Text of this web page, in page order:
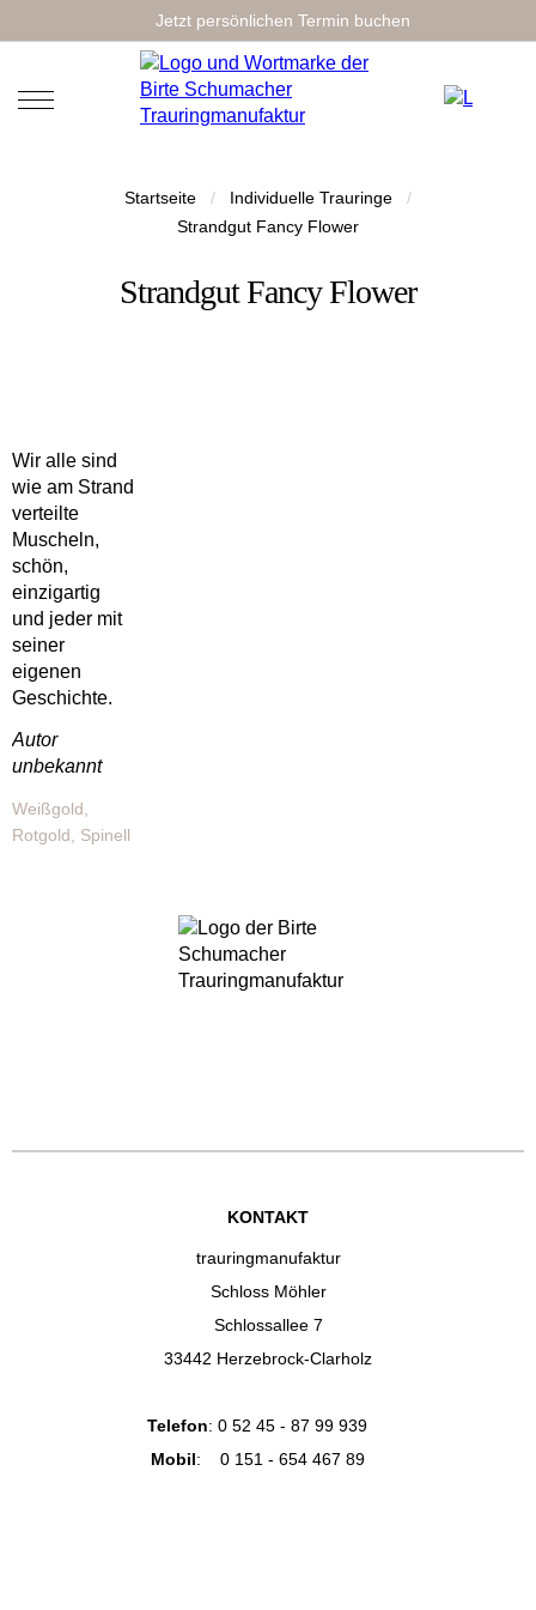
Jetzt persönlichen Termin buchen
Startseite / Individuelle Trauringe
/
Strandgut Fancy Flower
Strandgut Fancy Flower
Wir alle sind
wie am Strand
verteilte
Muscheln,
schön,
einzigartig
und jeder mit
seiner
eigenen
Geschichte.
Autor
unbekannt
Weißgold,
Rotgold, Spinell
KONTAKT
trauringmanufaktur
Schloss Möhler
Schlossallee 7
33442 Herzebrock-Clarholz
Telefon: 0 52 45 - 87 99 939
Mobil: 0 151 - 654 467 89